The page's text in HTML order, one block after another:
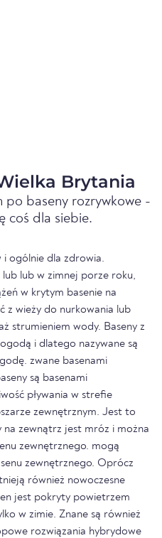
Brytania
baseny rozrywkowe -
coś dla siebie.
i ogólnie dla zdrowia.
lub lub w zimnej porze roku,
w krytym basenie na
z wieży do nurkowania lub
strumieniem wody. Baseny z
i dlatego nazywane są
zwane basenami
są basenami
pływania w strefie
zewnętrznym. Jest to
na zewnątrz jest mróz i można
zewnętrznego. mogą
zewnętrznego. Oprócz
również nowoczesne
jest pokryty powietrzem
w zimie. Znane są również
rozwiązania hybrydowe